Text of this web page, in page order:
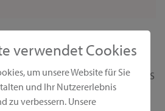
verwendet Cookies
um unsere Website für Sie
und Ihr Nutzererlebnis
zu verbessern. Unsere
auf meiner persönlichen GONIS